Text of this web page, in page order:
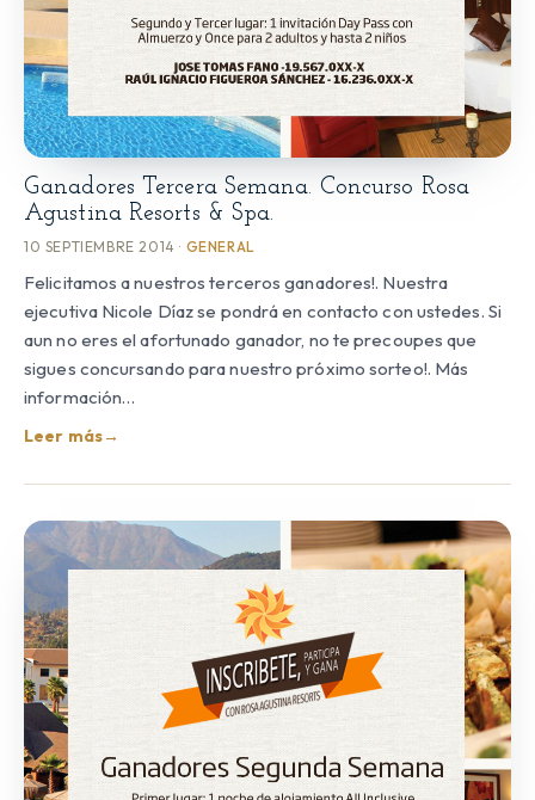
Ganadores Tercera Semana. Concurso Rosa
Agustina Resorts & Spa.
10 SEPTIEMBRE 2014 · GENERAL
Felicitamos a nuestros terceros ganadores!. Nuestra
ejecutiva Nicole Díaz se pondrá en contacto con ustedes. Si
aun no eres el afortunado ganador, no te precoupes que
sigues concursando para nuestro próximo sorteo!. Más
información…
Leer más→